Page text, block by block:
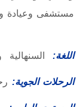
مستشفى وعيادة
اللغة:
الرحلات الجوية: